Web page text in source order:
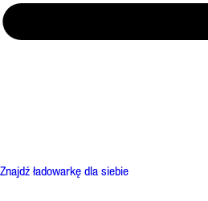
Znajdź ładowarkę dla siebie